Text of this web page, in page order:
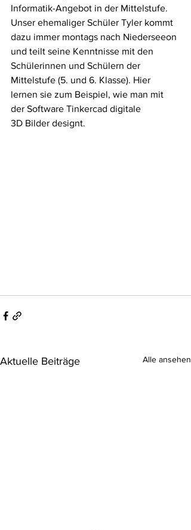
Informatik-Angebot in der Mittelstufe.
Unser ehemaliger Schüler Tyler kommt
dazu immer montags nach Niederseeon
und teilt seine Kenntnisse mit den
Schülerinnen und Schülern der
Mittelstufe (5. und 6. Klasse). Hier
lernen sie zum Beispiel, wie man mit
der Software Tinkercad digitale
3D Bilder designt.
Aktuelle Beiträge Alle ansehen